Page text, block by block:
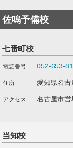
佐鳴予備校
七番町校
052-653-
愛知県名古
名古屋市
当知校